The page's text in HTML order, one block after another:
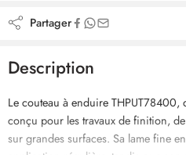
Partager
Description
Le couteau à enduire THPUT78400,
conçu pour les travaux de finition,
sur grandes surfaces. Sa lame fine